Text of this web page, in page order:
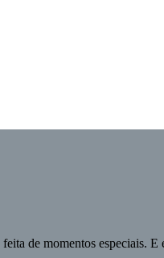
de momentos especiais.